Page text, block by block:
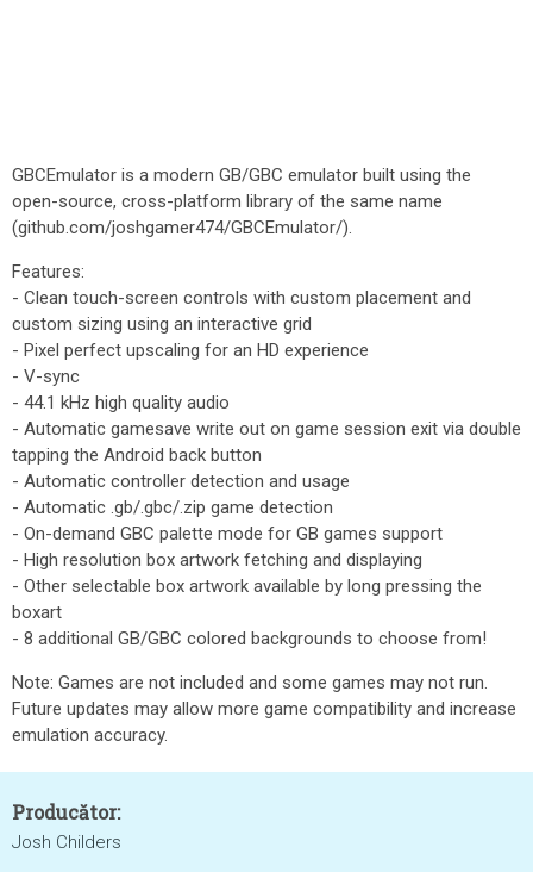
GBCEmulator is a modern GB/GBC emulator built using the
open-source, cross-platform library of the same name
(github.com/joshgamer474/GBCEmulator/).
Features:
- Clean touch-screen controls with custom placement and
custom sizing using an interactive grid
- Pixel perfect upscaling for an HD experience
- V-sync
- 44.1 kHz high quality audio
- Automatic gamesave write out on game session exit via double
tapping the Android back button
- Automatic controller detection and usage
- Automatic .gb/.gbc/.zip game detection
- On-demand GBC palette mode for GB games support
- High resolution box artwork fetching and displaying
- Other selectable box artwork available by long pressing the
boxart
- 8 additional GB/GBC colored backgrounds to choose from!
Note: Games are not included and some games may not run.
Future updates may allow more game compatibility and increase
emulation accuracy.
Producător:
Josh Childers